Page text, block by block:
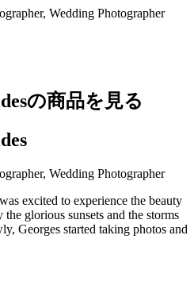
Wedding Photographer
の商品を見る
Wedding Photographer
excited to experience the beauty
glorious sunsets and the storms
Georges started taking photos and